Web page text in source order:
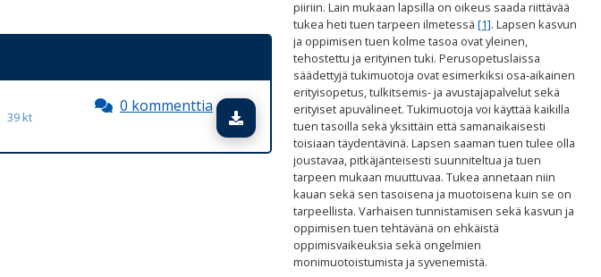
Lataa tiedosto
39 kt
0 kommenttia
piiriin. Lain mukaan lapsilla on oikeus saada riittävää
tukea heti tuen tarpeen ilmetessä [1]. Lapsen kasvun
ja oppimisen tuen kolme tasoa ovat yleinen,
tehostettu ja erityinen tuki. Perusopetuslaissa
säädettyjä tukimuotoja ovat esimerkiksi osa-aikainen
erityisopetus, tulkitsemis- ja avustajapalvelut sekä
erityiset apuvälineet. Tukimuotoja voi käyttää kaikilla
tuen tasoilla sekä yksittäin että samanaikaisesti
toisiaan täydentävinä. Lapsen saaman tuen tulee olla
joustavaa, pitkäjänteisesti suunniteltua ja tuen
tarpeen mukaan muuttuvaa. Tukea annetaan niin
kauan sekä sen tasoisena ja muotoisena kuin se on
tarpeellista. Varhaisen tunnistamisen sekä kasvun ja
oppimisen tuen tehtävänä on ehkäistä
oppimisvaikeuksia sekä ongelmien
monimuotoistumista ja syvenemistä.